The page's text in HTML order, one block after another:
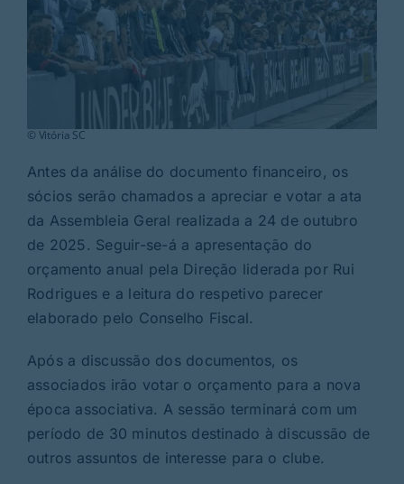
© Vitória SC
Antes da análise do documento financeiro, os
sócios serão chamados a apreciar e votar a ata
da Assembleia Geral realizada a 24 de outubro
de 2025. Seguir-se-á a apresentação do
orçamento anual pela Direção liderada por Rui
Rodrigues e a leitura do respetivo parecer
elaborado pelo Conselho Fiscal.
Após a discussão dos documentos, os
associados irão votar o orçamento para a nova
época associativa. A sessão terminará com um
período de 30 minutos destinado à discussão de
outros assuntos de interesse para o clube.